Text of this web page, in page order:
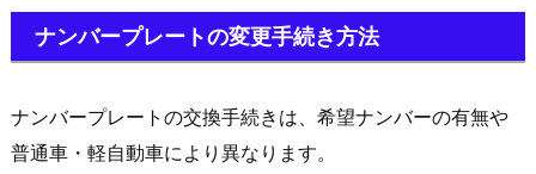
ナンバープレートの変更手続き方法
ナンバープレートの交換手続きは、希望ナンバーの有無や
普通車・軽自動車により異なります。